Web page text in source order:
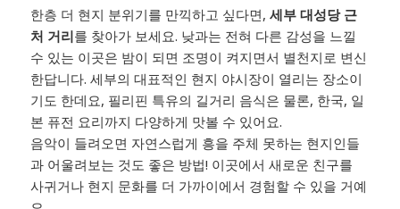
한층 더 현지 분위기를 만끽하고 싶다면,세부 대성당 근
처 거리를 찾아가 보세요. 낮과는 전혀 다른 감성을 느낄
수 있는 이곳은 밤이 되면 조명이 켜지면서 별천지로 변신
한답니다. 세부의 대표적인 현지 야시장이 열리는 장소이
기도 한데요, 필리핀 특유의 길거리 음식은 물론, 한국, 일
본 퓨전 요리까지 다양하게 맛볼 수 있어요.
음악이 들려오면 자연스럽게 흥을 주체 못하는 현지인들
과 어울려보는 것도 좋은 방법! 이곳에서 새로운 친구를
사귀거나 현지 문화를 더 가까이에서 경험할 수 있을 거예